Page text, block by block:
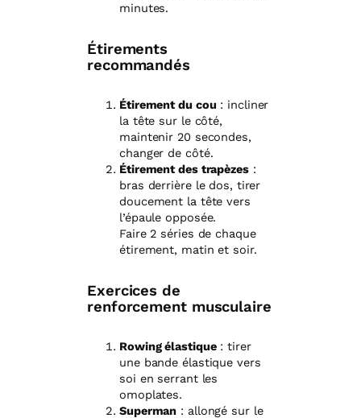
minutes.
Étirements
recommandés
Étirement du cou : incliner
la tête sur le côté,
maintenir 20 secondes,
changer de côté.
Étirement des trapèzes:
bras derrière le dos, tirer
doucement la tête vers
l’épaule opposée.
Faire 2 séries de chaque
étirement, matin et soir.
Exercices de
renforcement musculaire
Rowing élastique: tirer
une bande élastique vers
soi en serrant les
omoplates.
Superman : allongé sur le